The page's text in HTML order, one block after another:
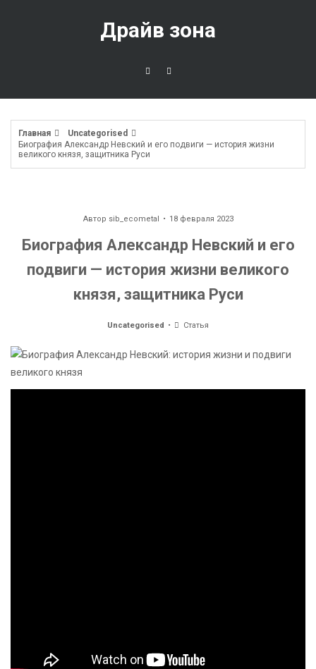
Драйв зона
Главная
Uncategorised
Биография Александр Невский и его подвиги — история жизни
великого князя, защитника Руси
Автор sib_ecometal 18 февраля 2023
Биография Александр Невский и его
подвиги — история жизни великого
князя, защитника Руси
Uncategorised Статья